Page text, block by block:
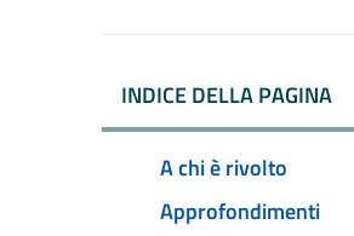
INDICE DELLA PAGINA
A chi è rivolto
Approfondimenti